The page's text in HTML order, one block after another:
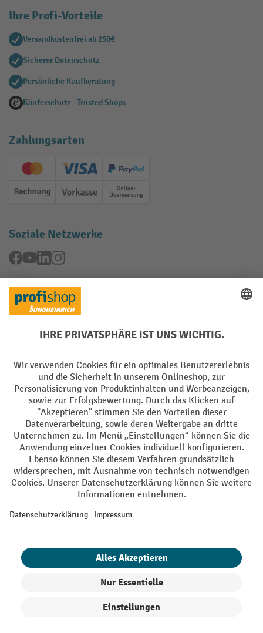
Ihre Profi-Vorteile
Versandkostenfrei ab 250€
Sicherer Datenschutz
Persönliche Kaufberatung
Käuferschutz - Trusted Shops
Zahlungsarten
Creditcard (Master)Creditcard (Visa)
PayPal
Rechnung Vorkasse Online-Überweisung
Soziale Netzwerke
Facebook
YouTubeLinkedIn
Rücknahme-Services
Elektrogeräte Rückname
Batterie Rückname
AGB Impressum Datenschutz
Barrierefreiheit Grounding Page Privacy Settings
Alle Preise exkl. gesetzl. Mehrwertsteuer zzgl.Versandkosten und ggf.
Nachnahmegebühren, wenn nicht anders angegeben.
¹ Der Rabatt gilt so lange der Vorrat reicht. Der Rabatt gilt nicht auf
Erstregistrierung für den Newsletter gewährt. Der Gutschein ist 10
Tage gültig und kann ab einem Netto-Bestellwert von 250,- € online
eingelöst werden. Die Höhe des Rabatts variiert je nach
Arbeitsschutz | 5% auf Werkstatt, Betrieb, Transport, Stapeln und